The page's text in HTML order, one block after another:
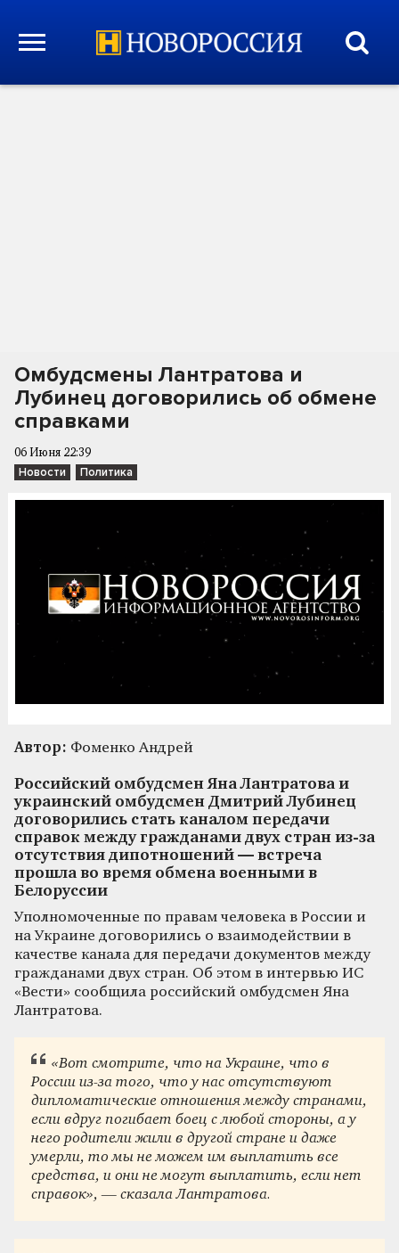
Омбудсмены Лантратова и
Лубинец договорились об обмене
справками
06 Июня 22:39
Новости Политика
Автор: Фоменко Андрей
Российский омбудсмен Яна Лантратова и
украинский омбудсмен Дмитрий Лубинец
договорились стать каналом передачи
справок между гражданами двух стран из-за
отсутствия дипотношений — встреча
прошла во время обмена военными в
Белоруссии
Уполномоченные по правам человека в России и
на Украине договорились о взаимодействии в
качестве канала для передачи документов между
гражданами двух стран. Об этом в интервью ИС
«Вести» сообщила российский омбудсмен Яна
Лантратова.
«Вот смотрите, что на Украине, что в
России из-за того, что у нас отсутствуют
дипломатические отношения между странами,
если вдруг погибает боец с любой стороны, а у
него родители жили в другой стране и даже
умерли, то мы не можем им выплатить все
средства, и они не могут выплатить, если нет
справок», — сказала Лантратова.